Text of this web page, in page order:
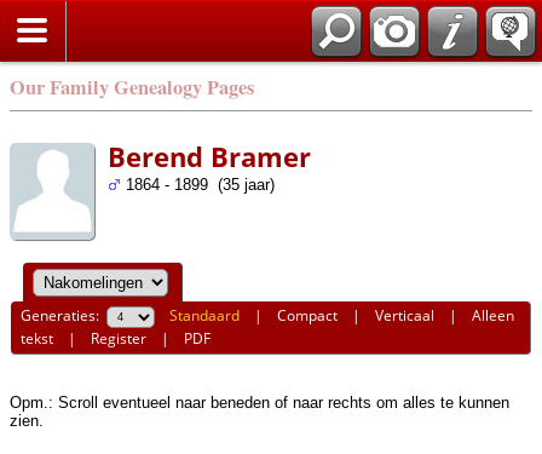
Our Family Genealogy Pages
Berend Bramer
1864 - 1899 (35 jaar)
Generaties: Standaard |Compact |Verticaal |Alleen
tekst | Register | PDF
Opm.: Scroll eventueel naar beneden of naar rechts om alles te kunnen
zien.